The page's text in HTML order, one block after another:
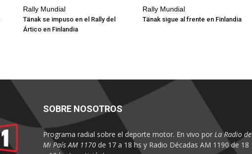
Rally Mundial
Tänak se impuso en el Rally del
Ártico en Finlandia
Rally Mundial
Tänak sigue al frente en Finlandia
SOBRE NOSOTROS
Programa radial sobre el deporte motor. En vivo por La Radio de
Mi País AM 1170 de 17 a 18 hs y Radio Décadas AM 1190 de 18